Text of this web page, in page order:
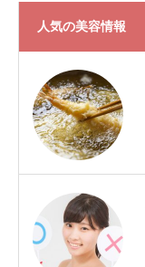
人気の美容情報